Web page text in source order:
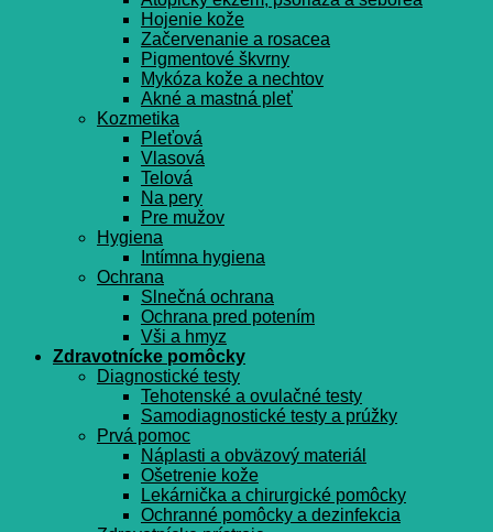
Hojenie kože
Začervenanie a rosacea
Pigmentové škvrny
Mykóza kože a nechtov
Akné a mastná pleť
Kozmetika
Pleťová
Vlasová
Telová
Na pery
Pre mužov
Hygiena
Intímna hygiena
Ochrana
Slnečná ochrana
Ochrana pred potením
Vši a hmyz
Zdravotnícke pomôcky
Diagnostické testy
Tehotenské a ovulačné testy
Samodiagnostické testy a prúžky
Prvá pomoc
Náplasti a obväzový materiál
Ošetrenie kože
Lekárnička a chirurgické pomôcky
Ochranné pomôcky a dezinfekcia